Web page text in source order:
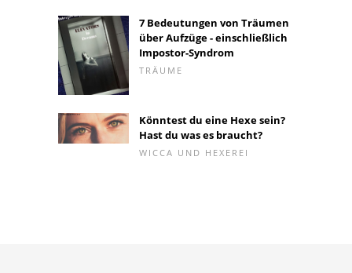
7 Bedeutungen von Träumen
über Aufzüge - einschließlich
Impostor-Syndrom
TRÄUME
Könntest du eine Hexe sein?
Hast du was es braucht?
WICCA UND HEXEREI